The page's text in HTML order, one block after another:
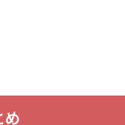
め